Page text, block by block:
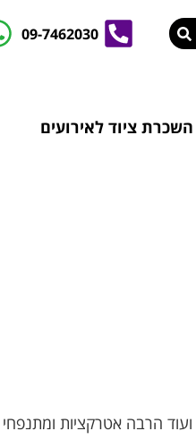
09-7462030
השכרת ציוד לאירועים